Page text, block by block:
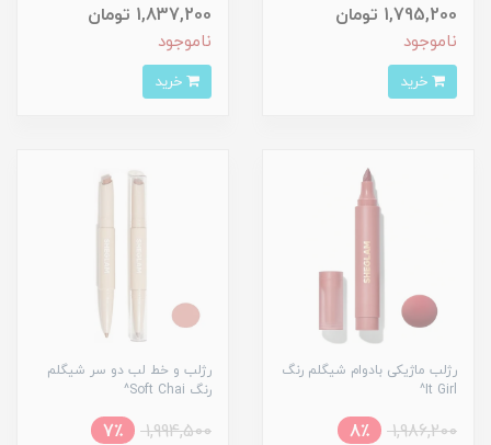
1,795,200 تومان
ناموجود
1,837,200 تومان
ناموجود
رژلب ماژیکی بادوام شیگلم رنگ
It Girl^
1,986,200
8٪
رژلب و خط لب دو سر شیگلم
رنگ Soft Chai^
1,994,500
7٪